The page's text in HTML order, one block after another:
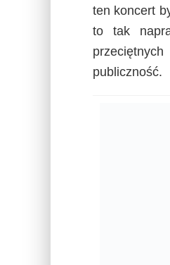
ten koncert
to tak
publiczność.